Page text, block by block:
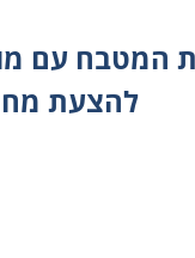
המטבח עם
להצעת